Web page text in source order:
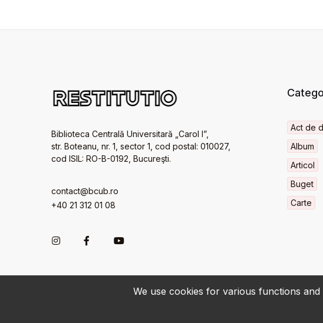
We use cookies for various functions
Biblioteca Centrală Universitară „Carol I”,
str. Boteanu, nr. 1, sector 1, cod postal: 010027,
cod ISIL: RO-B-0192, Bucureşti.
contact@bcub.ro
+40 21 312 01 08
Act de
Album
Articol
Buget
Carte